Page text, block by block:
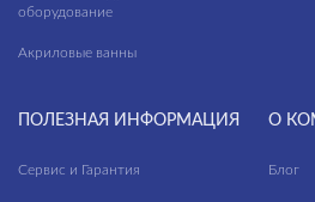
оборудование
Акриловые ванны
ПОЛЕЗНАЯ ИНФОРМАЦИЯ
Сервис и Гарантия
О
Блог